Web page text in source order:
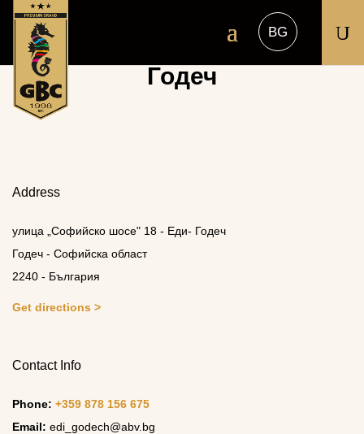
U
Годеч
Address
улица „Софийско шосе" 18 - Еди- Годеч
Годеч - Софийска област
2240 - България
Get directions >
Contact Info
Phone: +359 878 156 675
Email: edi_godech@abv.bg